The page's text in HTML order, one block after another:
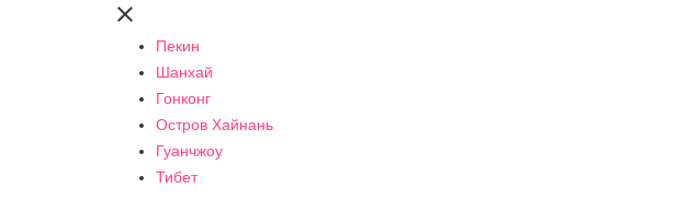

Пекин
Шанхай
Гонконг
Остров Хайнань
Гуанчжоу
Тибет